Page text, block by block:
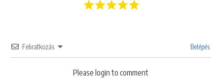
Feliratkozás Belépés
Please login to comment